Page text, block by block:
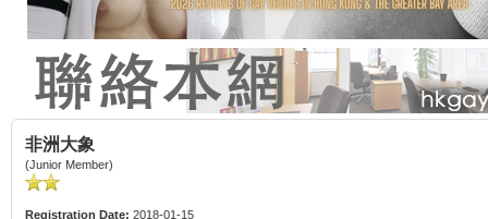
非洲大象
(Junior Member)
Registration Date: 2018-01-15